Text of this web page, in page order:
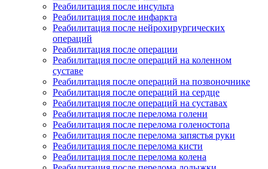
Реабилитация после инсульта
Реабилитация после инфаркта
Реабилитация после нейрохирургических
операций
Реабилитация после операции
Реабилитация после операций на коленном
суставе
Реабилитация после операций на позвоночнике
Реабилитация после операций на сердце
Реабилитация после операций на суставах
Реабилитация после перелома голени
Реабилитация после перелома голеностопа
Реабилитация после перелома запястья руки
Реабилитация после перелома кисти
Реабилитация после перелома колена